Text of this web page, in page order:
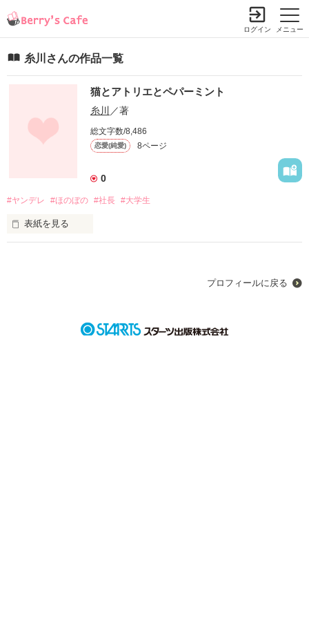
メニュー
ログイン
糸川さんの作品一覧
猫とアトリエとペパーミント
糸川 ／著
総文字数/8,486
恋愛(純愛) 8ページ
0
#ヤンデレ #ほのぼの #社長 #大学生
表紙を見る
さくら子を独り占めしたい京一郎とするする逃げていくさく
プロフィールに戻る